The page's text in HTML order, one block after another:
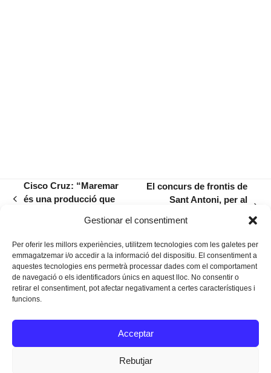
Gestionar el consentiment
Per oferir les millors experiències, utilitzem tecnologies com les galetes per
emmagatzemar i/o accedir a la informació del dispositiu. El consentiment a
aquestes tecnologies ens permetrà processar dades com el comportament
de navegació o els identificadors únics en aquest lloc. No consentir o
retirar el consentiment, pot afectar negativament a certes característiques i
funcions.
Acceptar
Rebutjar
previous
Cisco Cruz: “Maremar
és una producció que
post:
El concurs de frontis de
Sant Antoni, per al
Instagram
Facebook
Twitter
Texts Legals